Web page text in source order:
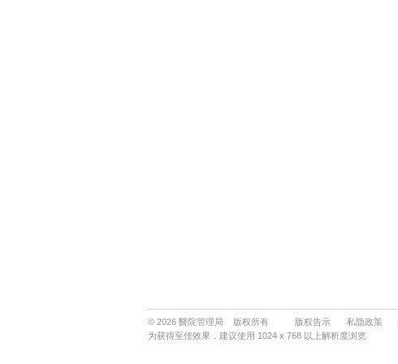
© 2026 醫院管理局 版权所有 版权告示 私隐政策
为获得至佳效果，建议使用 1024 x 768 以上解析度浏览